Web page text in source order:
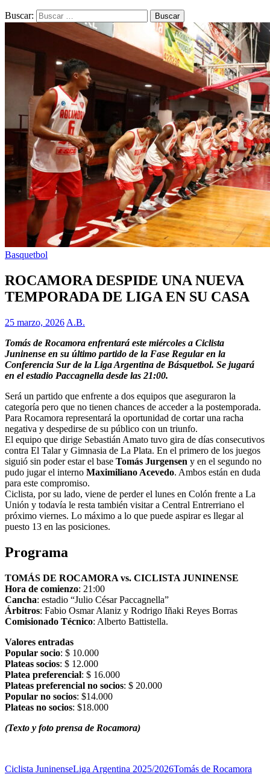
Buscar:
Basquetbol
ROCAMORA DESPIDE UNA NUEVA
TEMPORADA DE LIGA EN SU CASA
25 marzo, 2026 A.B.
Tomás de Rocamora enfrentará este miércoles a Ciclista
Juninense en su último partido de la Fase Regular en la
Conferencia Sur de la Liga Argentina de Básquetbol. Se jugará
en el estadio Paccagnella desde las 21:00.
Será un partido que enfrente a dos equipos que aseguraron la
categoría pero que no tienen chances de acceder a la postemporada.
Para Rocamora representará la oportunidad de cortar una racha
negativa y despedirse de su público con un triunfo.
El equipo que dirige Sebastián Amato tuvo gira de días consecutivos
contra El Talar y Gimnasia de La Plata. En el primero de los juegos
siguió sin poder estar el base Tomás Jurgensen y en el segundo no
pudo jugar el interno Maximiliano Acevedo. Ambos están en duda
para este compromiso.
Ciclista, por su lado, viene de perder el lunes en Colón frente a La
Unión y todavía le resta también visitar a Central Entrerriano el
próximo viernes. Lo máximo a lo que puede aspirar es llegar al
puesto 13 en las posiciones.
Programa
TOMÁS DE ROCAMORA vs. CICLISTA JUNINENSE
Hora de comienzo: 21:00
Cancha: estadio “Julio César Paccagnella”
Árbitros: Fabio Osmar Alaniz y Rodrigo Iñaki Reyes Borras
Comisionado Técnico: Alberto Battistella.
Valores entradas
Popular socio: $ 10.000
Plateas socios: $ 12.000
Platea preferencial: $ 16.000
Plateas preferencial no socios: $ 20.000
Popular no socios: $14.000
Plateas no socios: $18.000
(Texto y foto prensa de Rocamora)
Ciclista JuninenseLiga Argentina 2025/2026Tomás de Rocamora